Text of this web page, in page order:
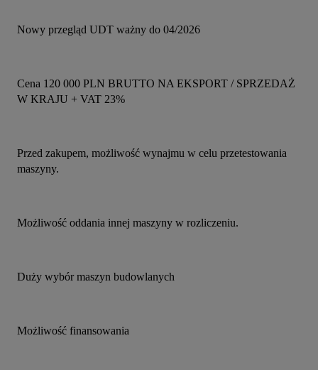
Nowy przegląd UDT ważny do 04/2026
Cena 120 000 PLN BRUTTO NA EKSPORT / SPRZEDAŻ
W KRAJU + VAT 23%
Przed zakupem, możliwość wynajmu w celu przetestowania
maszyny.
Możliwość oddania innej maszyny w rozliczeniu.
Duży wybór maszyn budowlanych
Możliwość finansowania